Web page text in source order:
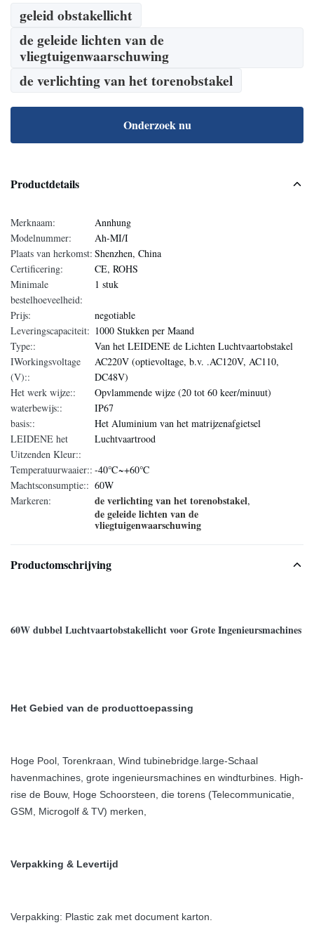
geleid obstakellicht
de geleide lichten van de
vliegtuigenwaarschuwing
de verlichting van het torenobstakel
Onderzoek nu
Productdetails
Merknaam:
Annhung
Modelnummer:
Ah-MI/I
Plaats van herkomst: Shenzhen, China
Certificering:
CE, ROHS
Minimale
bestelhoeveelheid:
1 stuk
Prijs:
negotiable
Leveringscapaciteit: 1000 Stukken per Maand
Type::
Van het LEIDENE de Lichten Luchtvaartobstakel
IWorkingsvoltage
(V)::
AC220V (optievoltage, b.v. .AC120V, AC110,
DC48V)
Het werk wijze::
Opvlammende wijze (20 tot 60 keer/minuut)
waterbewijs::
IP67
basis::
Het Aluminium van het matrijzenafgietsel
LEIDENE het
Uitzenden Kleur::
Luchtvaartrood
Temperatuurwaaier:: -40℃~+60℃
Machtsconsumptie:: 60W
Markeren:
de verlichting van het torenobstakel,
de geleide lichten van de
vliegtuigenwaarschuwing
Productomschrijving
60W dubbel Luchtvaartobstakellicht voor Grote Ingenieursmachines
Het Gebied van de producttoepassing
Hoge Pool, Torenkraan, Wind tubinebridge.large-Schaal
havenmachines, grote ingenieursmachines en windturbines. High-
rise de Bouw, Hoge Schoorsteen, die torens (Telecommunicatie,
GSM, Microgolf & TV) merken,
Verpakking & Levertijd
Verpakking: Plastic zak met document karton.